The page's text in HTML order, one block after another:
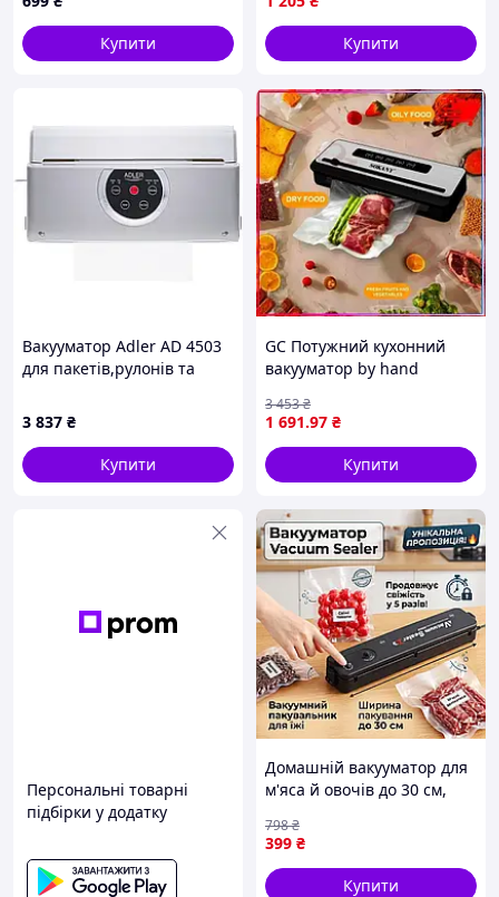
Купити
Купити
Вакууматор Adler AD 4503
для пакетів,рулонів та
ел. керування/ сірий
3 837 ₴
Купити
GC Потужний кухонний
вакууматор by hand
продуктів, апарат для
вакуумного пакува Tro1\09
1 691.97 ₴
3 453₴
Купити
Персональні товарні
підбірки у додатку
Домашній вакууматор для
м'яса й овочів до 30 см,
для дому та кухні
399 ₴
798₴
Купити